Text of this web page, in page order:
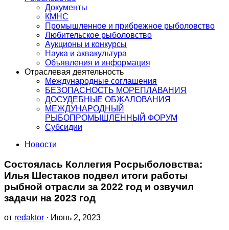
Документы
КМНС
Промышленное и прибрежное рыболовство
Любительское рыболовство
Аукционы и конкурсы
Наука и аквакультура
Объявления и информация
Отраслевая деятельность
Международные соглашения
БЕЗОПАСНОСТЬ МОРЕПЛАВАНИЯ
ДОСУДЕБНЫЕ ОБЖАЛОВАНИЯ
МЕЖДУНАРОДНЫЙ
РЫБОПРОМЫШЛЕННЫЙ ФОРУМ
Субсидии
Новости
Состоялась Коллегия Росрыболовства:
Илья Шестаков подвел итоги работы
рыбной отрасли за 2022 год и озвучил
задачи на 2023 год
от redaktor · Июнь 2, 2023